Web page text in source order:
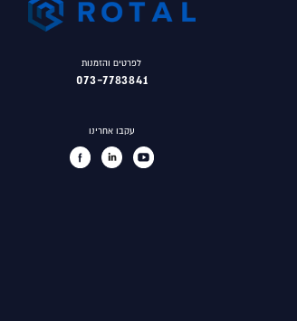
לפרטים והזמנות
073-7783841
עקבו אחרינו